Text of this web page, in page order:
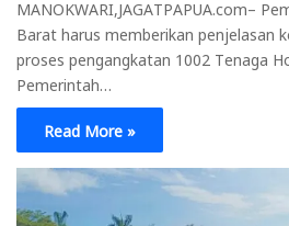
MANOKWARI,JAGATPAPUA.com–
Barat harus memberikan penjelasan
proses pengangkatan 1002 Tenaga
Pemerintah…
Read More »